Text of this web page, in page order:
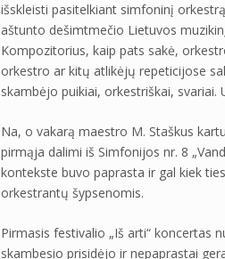
išskleisti pasitelkiant simfoninį
aštunto dešimtmečio Lietuvos
Kompozitorius, kaip pats sakė,
orkestro ar kitų atlikėjų repeticijose
skambėjo puikiai, orkestriškai,
Na, o vakarą maestro M. Staškus
pirmąja dalimi iš Simfonijos nr. 8
kontekste buvo paprasta ir gal kiek
orkestrantų šypsenomis.
Pirmasis festivalio „Iš arti“ koncertas
skambesio prisidėjo ir nepaprastai